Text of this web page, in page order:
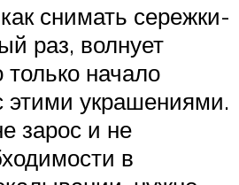
снимать сережки-
раз, волнует
начало
этими украшениями.
зарос и не
в